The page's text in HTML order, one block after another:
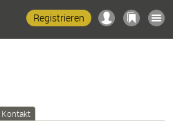
Registrieren
Kontakt